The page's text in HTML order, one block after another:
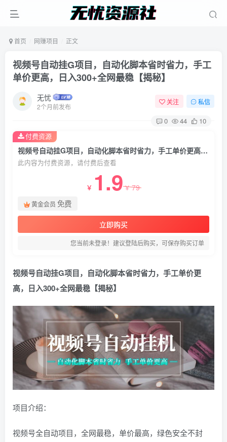
首页 网赚项目 正文
视频号自动挂G项目，自动化脚本省时省力，手工
单价更高，日入300+全网最稳【揭秘】
无忧
2个月前发布
关注 私信
0 44 10
视频号自动挂G项目，自动化脚本省时省力，手工单价更高，日入300+全网最稳【揭秘】
此内容为付费资源，请付费后查看
￥ 1.9￥79
黄金会员 免费
立即购买
您当前未登录！建议登陆后购买，可保存购买订单
付费资源
视频号自动挂G项目，自动化脚本省时省力，手工单价更
高，日入300+全网最稳【揭秘】
项目介绍：
视频号全自动项目，全网最稳，单价最高，绿色安全不封